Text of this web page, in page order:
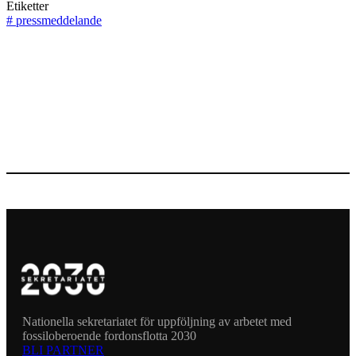
Etiketter
# pressmeddelande
Nationella sekretariatet för uppföljning av arbetet med
fossiloberoende fordonsflotta 2030
BLI PARTNER